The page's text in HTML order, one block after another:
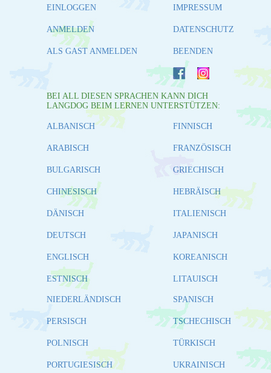
EINLOGGEN
ANMELDEN
ALS GAST ANMELDEN
IMPRESSUM
DATENSCHUTZ
BEENDEN
BEI ALL DIESEN SPRACHEN KANN DICH
LANGDOG BEIM LERNEN UNTERSTÜTZEN:
ALBANISCH
ARABISCH
BULGARISCH
CHINESISCH
DÄNISCH
DEUTSCH
ENGLISCH
ESTNISCH
FINNISCH
FRANZÖSISCH
GRIECHISCH
HEBRÄISCH
ITALIENISCH
JAPANISCH
KOREANISCH
LITAUISCH
NIEDERLÄNDISCH
PERSISCH
POLNISCH
PORTUGIESISCH
SPANISCH
TSCHECHISCH
TÜRKISCH
UKRAINISCH